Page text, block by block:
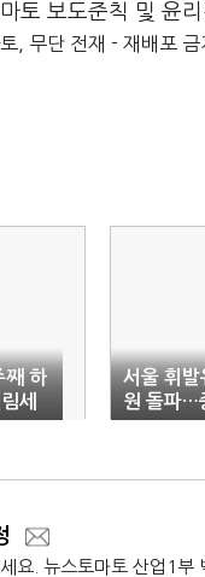
토 보도준칙 및 윤
, 무단 전재 - 재배포 금
째 하
세
서울 휘
원 돌파…
영은 ‘아직
요. 뉴스토마토 산업1부